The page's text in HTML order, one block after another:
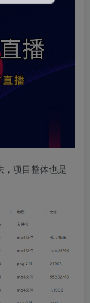
，项目整体也是